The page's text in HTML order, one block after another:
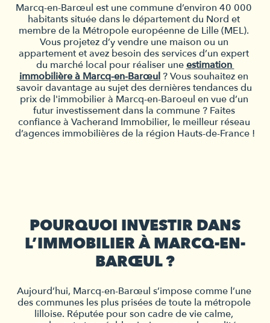
Marcq-en-Barœul est une commune d’environ 40 000
habitants située dans le département du Nord et
membre de la Métropole européenne de Lille (MEL).
Vous projetez d’y vendre une maison ou un
appartement et avez besoin des services d’un expert
du marché local pour réaliser une estimation
immobilière à Marcq-en-Barœul ? Vous souhaitez en
savoir davantage au sujet des dernières tendances du
prix de l'immobilier à Marcq-en-Baroeul en vue d’un
futur investissement dans la commune ? Faites
confiance à Vacherand Immobilier, le meilleur réseau
d’agences immobilières de la région Hauts-de-France !
POURQUOI INVESTIR DANS
L’IMMOBILIER À MARCQ-EN-
BARŒUL ?
Aujourd’hui, Marcq-en-Barœul s’impose comme l’une
des communes les plus prisées de toute la métropole
lilloise. Réputée pour son cadre de vie calme,